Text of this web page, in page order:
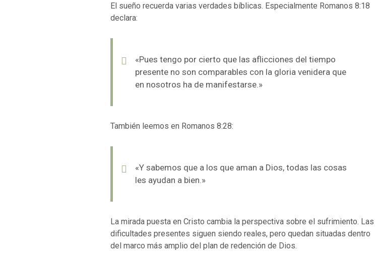
El sueño recuerda varias verdades bíblicas. Especialmente Romanos 8:18
declara:
«Pues tengo por cierto que las aflicciones del tiempo
presente no son comparables con la gloria venidera que
en nosotros ha de manifestarse.»
También leemos en Romanos 8:28:
«Y sabemos que a los que aman a Dios, todas las cosas
les ayudan a bien.»
La mirada puesta en Cristo cambia la perspectiva sobre el sufrimiento. Las
dificultades presentes siguen siendo reales, pero quedan situadas dentro
del marco más amplio del plan de redención de Dios.
dejes caer en tentación
deudores